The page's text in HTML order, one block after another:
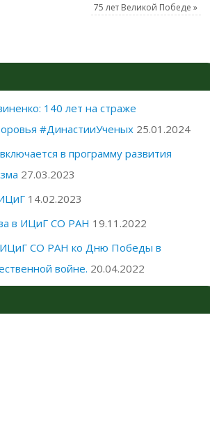
75 лет Великой Победе»
140 лет на страже
#ДинастииУченых 25.01.2024
в программу развития
27.03.2023
14.02.2023
в ИЦиГ СО РАН 19.11.2022
СО РАН ко Дню Победы в
войне. 20.04.2022